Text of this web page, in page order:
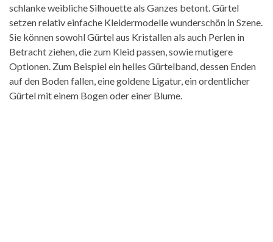
schlanke weibliche Silhouette als Ganzes betont. Gürtel
setzen relativ einfache Kleidermodelle wunderschön in Szene.
Sie können sowohl Gürtel aus Kristallen als auch Perlen in
Betracht ziehen, die zum Kleid passen, sowie mutigere
Optionen. Zum Beispiel ein helles Gürtelband, dessen Enden
auf den Boden fallen, eine goldene Ligatur, ein ordentlicher
Gürtel mit einem Bogen oder einer Blume.